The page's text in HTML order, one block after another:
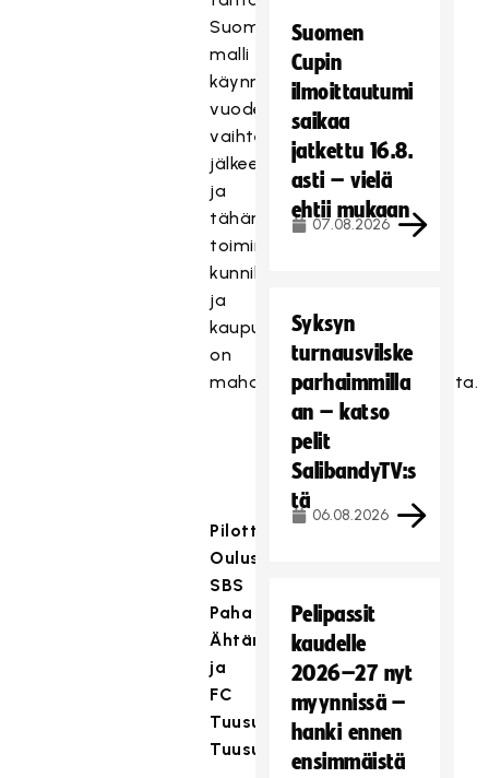
Suomen
malli
käynnistyy
vuoden
vaihteen
jälkeen
ja
tähän
toimintaan
kunnilla
ja
kaupungeilla
on
mahdoll
isuushakearahoitusta.
Pilottiseurat
OFBC
Oulusta,
SBS
Paha
Ähtäristä
ja
FC
Tuusula
Tuusulasta
Suomen
Cupin
ilmoittautumi
saikaa
jatkettu 16.8.
asti – vielä
ehtii mukaan
07.08.2026
Syksyn
turnausvilske
parhaimmilla
an – katso
pelit
SalibandyTV:s
tä
06.08.2026
Pelipassit
kaudelle
2026–27 nyt
myynnissä –
hanki ennen
ensimmäistä